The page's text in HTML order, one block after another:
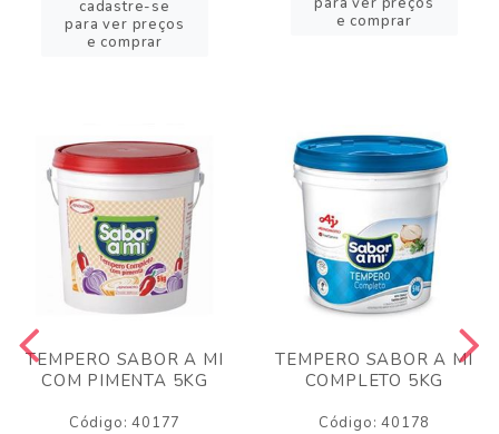
cadastre-se
para ver preços
e comprar
e comprar
TEMPERO SABOR A MI
COM PIMENTA 5KG
Código: 40177
TEMPERO SABOR A MI
COMPLETO 5KG
Código: 40178